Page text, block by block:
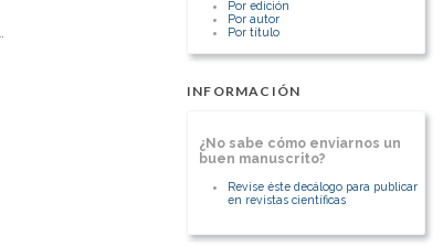
Por edición
Por autor
Por título
INFORMACIÓN
¿No sabe cómo enviarnos un
buen manuscrito?
Revise éste decálogo para publicar
en revistas científicas